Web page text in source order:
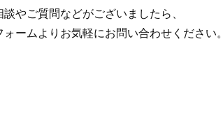
やご質問などがございましたら、
ームよりお気軽にお問い合わせください。